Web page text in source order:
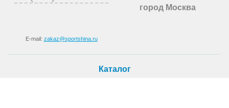
E-mail: zakaz@sportshina.ru
город Москва
Каталог